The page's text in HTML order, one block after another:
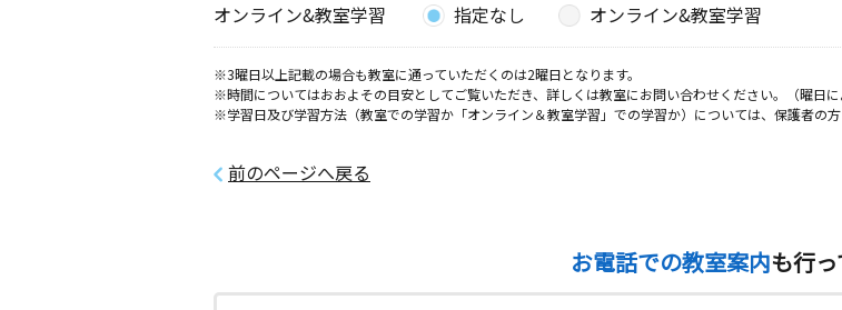
松山西石井教室
3歳～高校生
愛媛県松山市西石井１－５－１１
月
松山天山教室
オンライン&教室学習
指定なし オンライン&教室学習
※3曜日以上記載の場合も教室に通っていただくのは2曜日となります。
※時間についてはおおよその目安としてご覧いただき、詳しくは教室にお問い合わせください。（曜日
※学習日及び学習方法（教室での学習か「オンライン＆教室学習」での学習か）については、保護者の
前のページへ戻る
お電話での教室案内も行